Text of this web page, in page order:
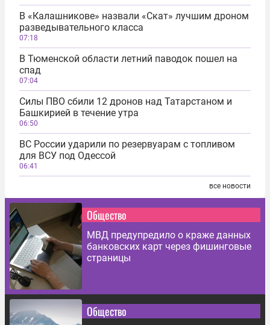
В «Калашникове» назвали «Скат» лучшим дроном
разведывательного класса
07:18
В Тюменской области летний паводок пошел на
спад
07:04
Силы ПВО сбили 12 дронов над Татарстаном и
Башкирией в течение утра
06:50
ВС России ударили по резервуарам с топливом
для ВСУ под Одессой
06:41
все новости
Общество
МВД предупредило о краже данных
банковских карт через фишинговые
страницы
Общество